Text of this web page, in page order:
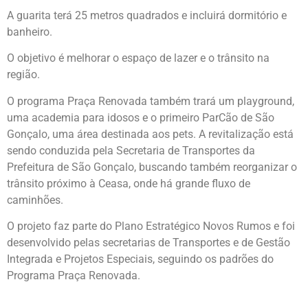
A guarita terá 25 metros quadrados e incluirá dormitório e
banheiro.
O objetivo é melhorar o espaço de lazer e o trânsito na
região.
O programa Praça Renovada também trará um playground,
uma academia para idosos e o primeiro ParCão de São
Gonçalo, uma área destinada aos pets. A revitalização está
sendo conduzida pela Secretaria de Transportes da
Prefeitura de São Gonçalo, buscando também reorganizar o
trânsito próximo à Ceasa, onde há grande fluxo de
caminhões.
O projeto faz parte do Plano Estratégico Novos Rumos e foi
desenvolvido pelas secretarias de Transportes e de Gestão
Integrada e Projetos Especiais, seguindo os padrões do
Programa Praça Renovada.